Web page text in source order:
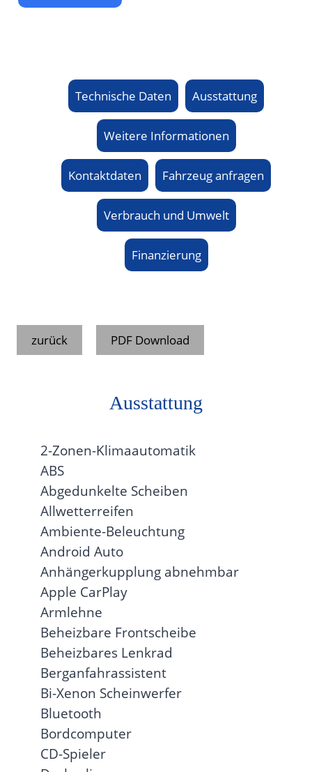
Technische Daten Ausstattung
Weitere Informationen
Kontaktdaten Fahrzeug anfragen
Verbrauch und Umwelt
Finanzierung
zurück PDF Download
Ausstattung
2-Zonen-Klimaautomatik
ABS
Abgedunkelte Scheiben
Allwetterreifen
Ambiente-Beleuchtung
Android Auto
Anhängerkupplung abnehmbar
Apple CarPlay
Armlehne
Beheizbare Frontscheibe
Beheizbares Lenkrad
Berganfahrassistent
Bi-Xenon Scheinwerfer
Bluetooth
Bordcomputer
CD-Spieler